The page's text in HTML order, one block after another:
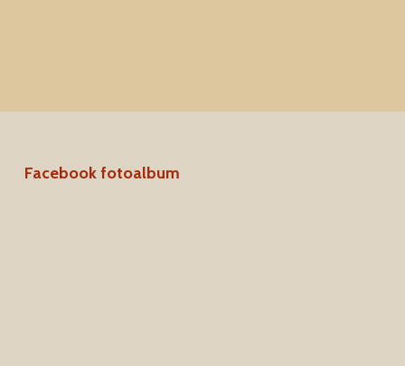
Facebook fotoalbum